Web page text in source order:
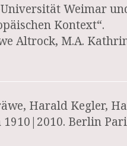
Weimar
Kontext“.
Altrock, M.A.
Harald Kegler,
1910|2010. Berlin